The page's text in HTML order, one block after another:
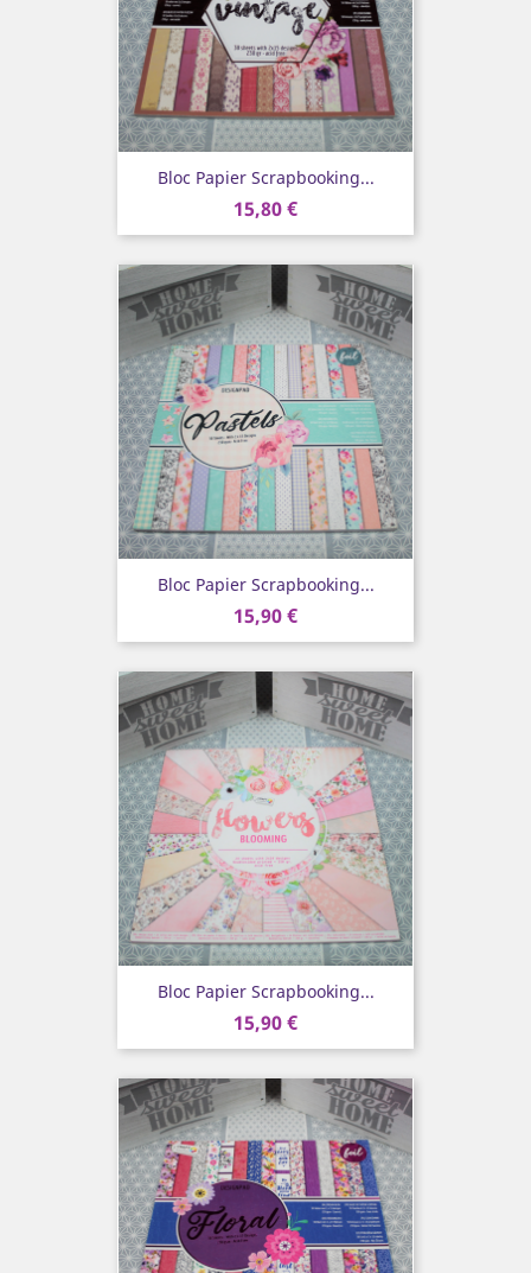
Bloc Papier Scrapbooking...
15,80 €
Bloc Papier Scrapbooking...
15,90 €
Bloc Papier Scrapbooking...
15,90 €